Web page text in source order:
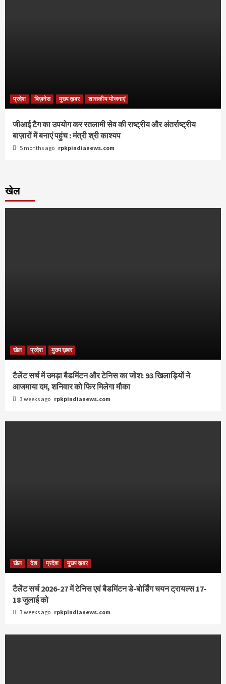
प्रदेश बिज़नेस मुख्य ख़बर शासकीय योजनाएं
जीआई टैग का उपयोग कर रतलामी सेव की राष्ट्रीय और अंतर्राष्ट्रीय
बाज़ारों में बनाएं पहुंच : मंत्री श्री काश्यप
5 months ago rpkpindianews.com
खेल
खेल प्रदेश मुख्य ख़बर
टैलेंट सर्च में उमड़ा बैडमिंटन और टेनिस का जोश: 93 खिलाड़ियों ने
आजमाया दम, शनिवार को फिर मिलेगा मौका
3 weeks ago rpkpindianews.com
खेल देश प्रदेश मुख्य ख़बर
टैलेंट सर्च 2026-27 में टेनिस एवं बैडमिंटन डे-बोर्डिंग चयन ट्रायल्स 17-
18 जुलाई को
3 weeks ago rpkpindianews.com